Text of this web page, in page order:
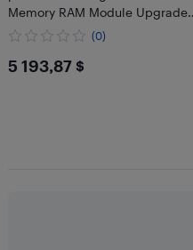
Memory RAM Module Upgrade
Kit Compatible with Dell
Rack
(0)
$5193.87
5 193,87 $